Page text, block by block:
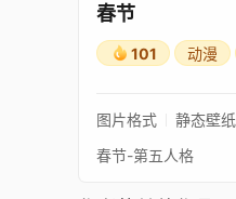
春节
101 动漫
图片格式 静态壁纸
春节-第五人格